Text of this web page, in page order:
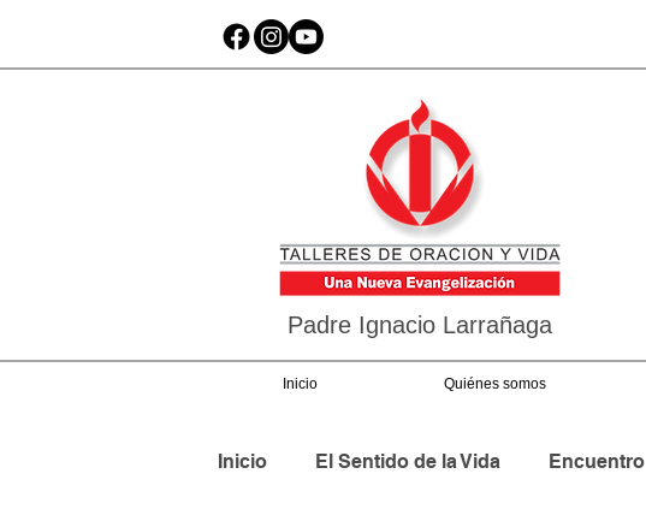
Padre Ignacio Larrañaga
Inicio Quiénes somos
Inicio El Sentido de la Vida Encuentro